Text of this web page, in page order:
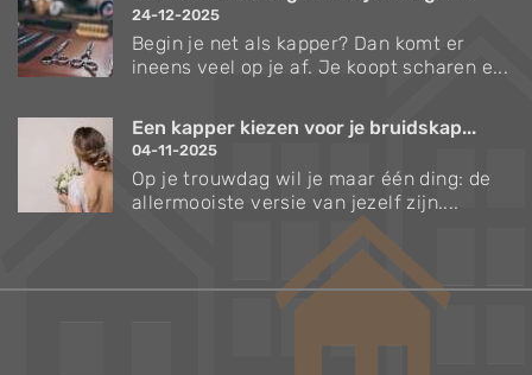
24-12-2025
Begin je net als kapper? Dan komt er
ineens veel op je af. Je koopt scharen e...
Een kapper kiezen voor je bruidskap...
04-11-2025
Op je trouwdag wil je maar één ding: de
allermooiste versie van jezelf zijn....